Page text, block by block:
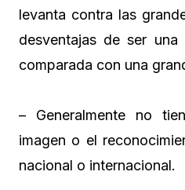
levanta contra las
desventajas de ser una
comparada con una
– Generalmente no
imagen o el
nacional o internacional.